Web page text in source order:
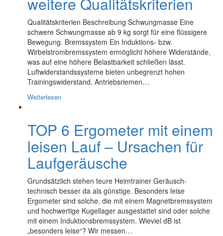
Qualitätskriterien Beschreibung Schwungmasse Eine
schwere Schwungmasse ab 9 kg sorgt für eine flüssigere
Bewegung. Bremssystem Ein Induktions- bzw.
Wirbelstrombremssystem ermöglicht höhere Widerstände,
was auf eine höhere Belastbarkeit schließen lässt.
Luftwiderstandssysteme bieten unbegrenzt hohen
Trainingswiderstand. Antriebsriemen…
Weiterlesen
TOP 6 Ergometer mit einem
leisen Lauf – Ursachen für
Laufgeräusche
Grundsätzlich stehen teure Heimtrainer Geräusch-
technisch besser da als günstige. Besonders leise
Ergometer sind solche, die mit einem Magnetbremssystem
und hochwertige Kugellager ausgestattet sind oder solche
mit einem Induktionsbremssystem. Wieviel dB ist
„besonders leise“? Wir messen…